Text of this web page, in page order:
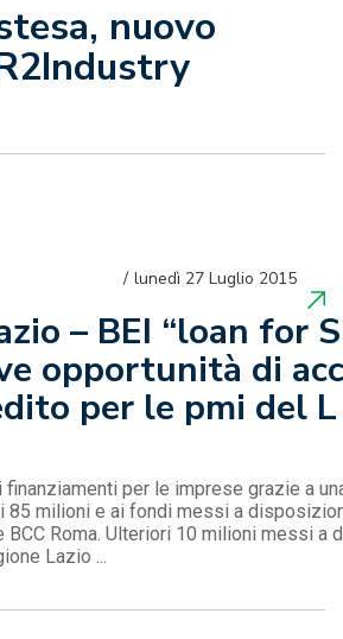
nuovo
– BEI “loan for S
opportunità di acc
per le pmi del L
lunedì 27 Luglio 2015
per le imprese grazie a
85 milioni e ai fondi messi a
BCC Roma. Ulteriori 10 milioni messi a
Lazio ...